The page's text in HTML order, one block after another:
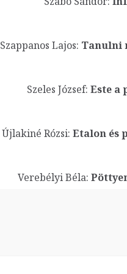
Szappanos Lajos: Tanulni
Szeles József: Este a
Újlakiné Rózsi: Etalon és
Verebélyi Béla: